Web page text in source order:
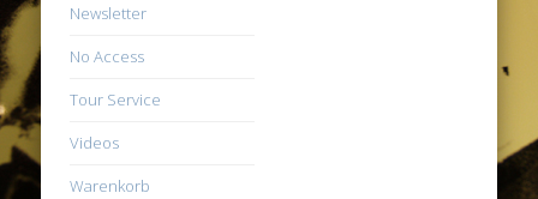
Newsletter
No Access
Tour Service
Videos
Warenkorb